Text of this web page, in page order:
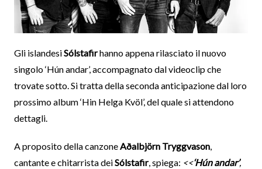
Gli islandesiSólstafirhanno appena rilasciato il nuovo
singolo ‘Hún andar’, accompagnato dal videoclip che
trovate sotto. Si tratta della seconda anticipazione dal loro
prossimo album ‘Hin Helga Kvöl’, del quale si attendono
dettagli.
A proposito della canzoneAðalbjörn Tryggvason,
cantante e chitarrista deiSólstafir, spiega: <<‘Hún andar’,